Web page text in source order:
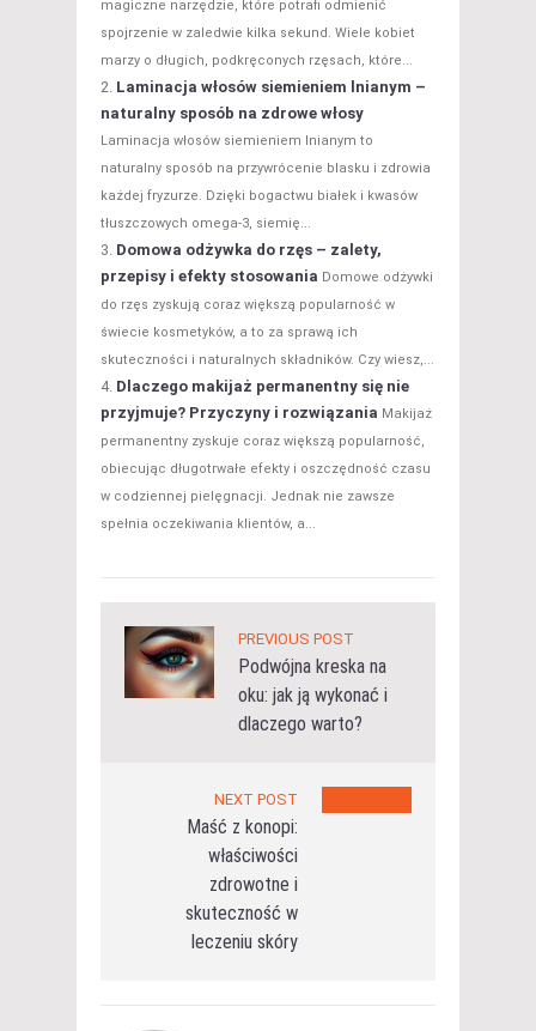
magiczne narzędzie, które potrafi odmienić
spojrzenie w zaledwie kilka sekund. Wiele kobiet
marzy o długich, podkręconych rzęsach, które...
Laminacja włosów siemieniem lnianym –
naturalny sposób na zdrowe włosy
Laminacja włosów siemieniem lnianym to
naturalny sposób na przywrócenie blasku i zdrowia
każdej fryzurze. Dzięki bogactwu białek i kwasów
tłuszczowych omega-3, siemię...
Domowa odżywka do rzęs – zalety,
przepisy i efekty stosowania Domowe odżywki
do rzęs zyskują coraz większą popularność w
świecie kosmetyków, a to za sprawą ich
skuteczności i naturalnych składników. Czy wiesz,...
Dlaczego makijaż permanentny się nie
przyjmuje? Przyczyny i rozwiązania Makijaż
permanentny zyskuje coraz większą popularność,
obiecując długotrwałe efekty i oszczędność czasu
w codziennej pielęgnacji. Jednak nie zawsze
spełnia oczekiwania klientów, a...
PREVIOUS POST
Podwójna kreska na
oku: jak ją wykonać i
dlaczego warto?
NEXT POST
Maść z konopi:
właściwości
zdrowotne i
skuteczność w
leczeniu skóry